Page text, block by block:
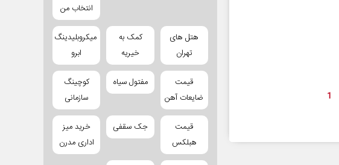
1
انتخاب من
هتل های
تهران
کمک به
خیریه
میکروبلیدینگ
ابرو
قیمت
ضایعات آهن
مفتول سیاه
کوچینگ
سازمانی
قیمت
هبلکس
جک سقفی
خرید میز
اداری مدرن